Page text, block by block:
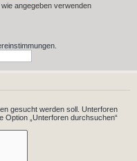
angegeben verwenden
gesucht werden soll. Unterforen
Option „Unterforen durchsuchen“